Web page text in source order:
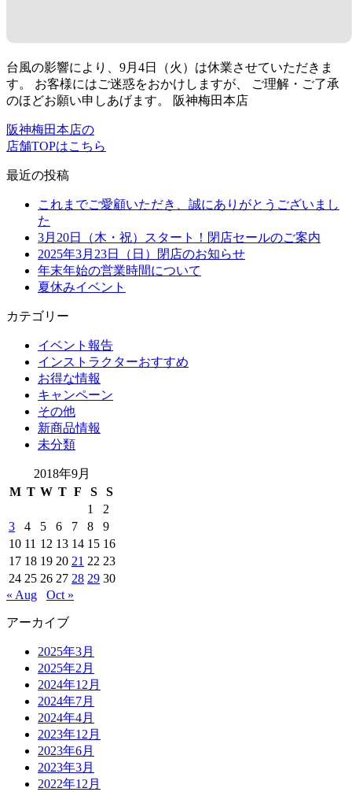
台風の影響により、9月4日（火）は休業させていただきま
す。 お客様にはご迷惑をおかけしますが、 ご理解・ご了承
のほどお願い申しあげます。 阪神梅田本店
阪神梅田本店の
店舗TOPはこちら
最近の投稿
これまでご愛顧いただき、誠にありがとうございまし
た
3月20日（木・祝）スタート！閉店セールのご案内
2025年3月23日（日）閉店のお知らせ
年末年始の営業時間について
夏休みイベント
カテゴリー
イベント報告
インストラクターおすすめ
お得な情報
キャンペーン
その他
新商品情報
未分類
2018年9月
M T W T F S
S
1
2
3
4 5 6 7 8
9
10 11 12 13 14 15 16
17 18 19 20 21 22 23
24 25 26 27 28 29 30
« Aug
Oct »
アーカイブ
2025年3月
2025年2月
2024年12月
2024年7月
2024年4月
2023年12月
2023年6月
2023年3月
2022年12月